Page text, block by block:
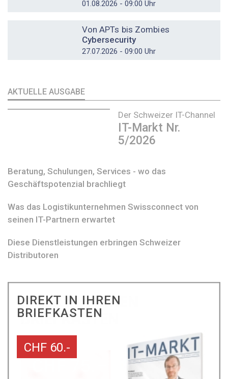
01.08.2026 - 09:00 Uhr
Von APTs bis Zombies
Cybersecurity
27.07.2026 - 09:00 Uhr
AKTUELLE AUSGABE
Der Schweizer IT-Channel
IT-Markt Nr.
5/2026
Beratung, Schulungen, Services - wo das
Geschäftspotenzial brachliegt
Was das Logistikunternehmen Swissconnect von
seinen IT-Partnern erwartet
Diese Dienstleistungen erbringen Schweizer
Distributoren
DIREKT IN IHREN
BRIEFKASTEN
CHF 60.-